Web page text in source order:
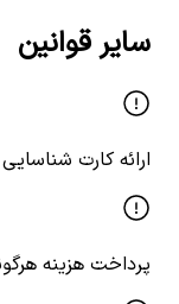
سایر قوانین
ارائه کارت
پرداخت هزینه